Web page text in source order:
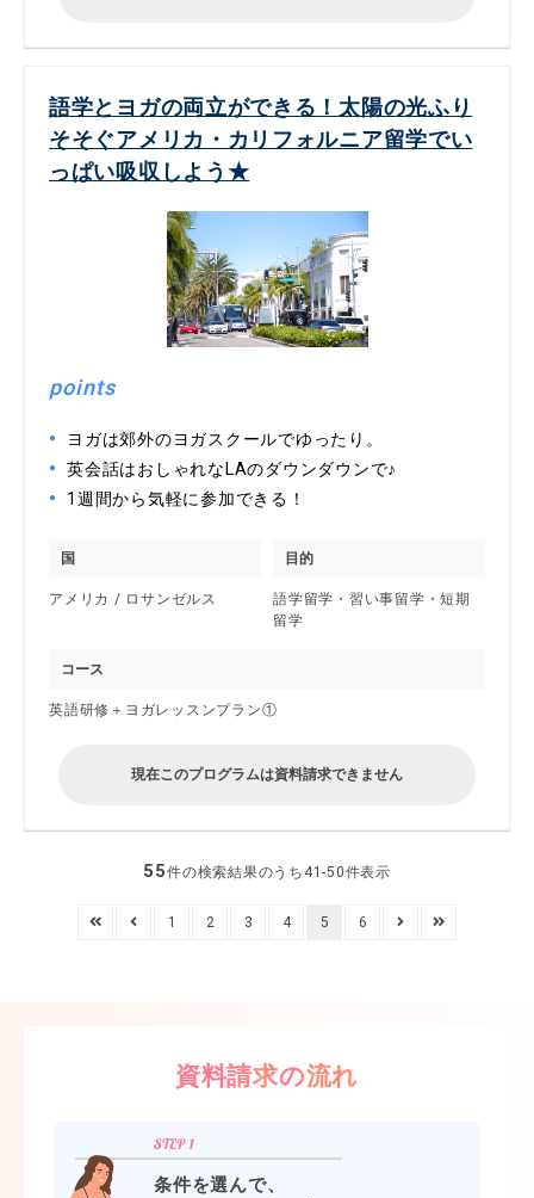
語学とヨガの両立ができる！太陽の光ふり
そそぐアメリカ・カリフォルニア留学でい
っぱい吸収しよう★
points
ヨガは郊外のヨガスクールでゆったり。
英会話はおしゃれなLAのダウンダウンで♪
1週間から気軽に参加できる！
国
アメリカ / ロサンゼルス
目的
語学留学・習い事留学・短期
留学
コース
英語研修＋ヨガレッスンプラン①
現在このプログラムは資料請求できません
55件の検索結果のうち41-50件表示
1 2 3 4 5 6
資料請求の流れ
条件を選んで、